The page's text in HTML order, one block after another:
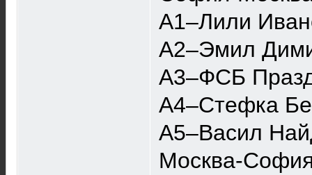
A1–Лили
A2–Эмил
A3–ФСБ
A4–Стефка
A5–Васил
Москва-